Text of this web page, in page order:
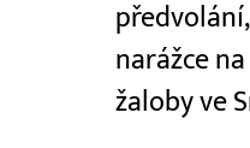
narážce
žaloby ve